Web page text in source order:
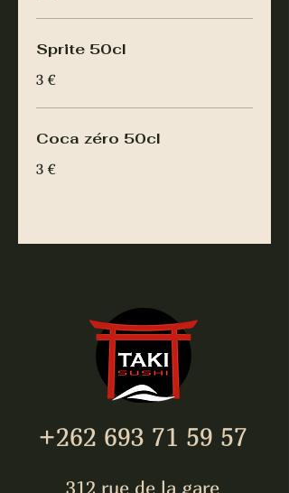
Sprite 50cl
3 €
Coca zéro 50cl
3 €
+262 693 71 59 57
312 rue de la gare